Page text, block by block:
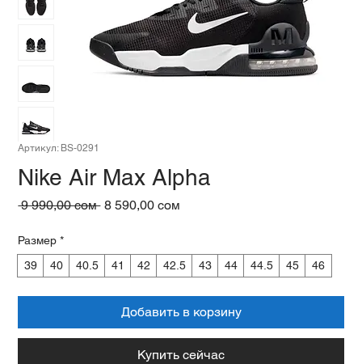
Артикул: BS-0291
Nike Air Max Alpha
9 990,00 сом Обычная
8 590,00 сом
Размер *
39
40 40.5 41 42 42.5 43 44 44.5 45 46
Добавить в корзину
Купить сейчас